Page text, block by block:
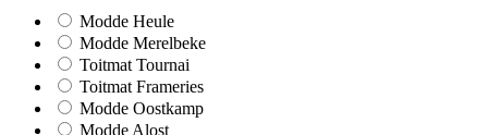
Modde Heule
Modde Merelbeke
Toitmat Tournai
Toitmat Frameries
Modde Oostkamp
Modde Alost